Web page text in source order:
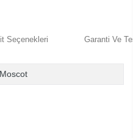
Seçenekleri Garanti Ve
Moscot